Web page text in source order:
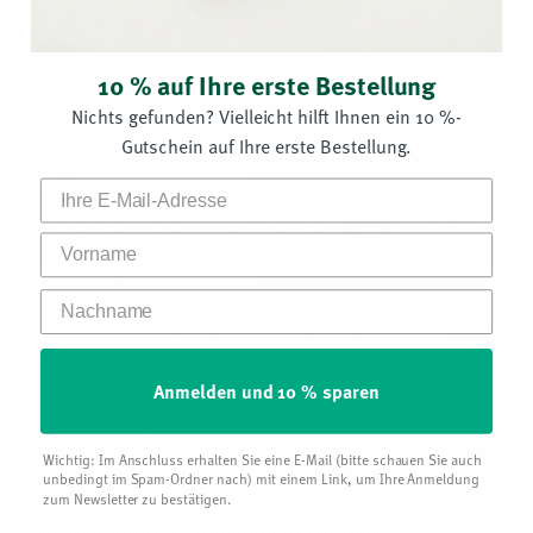
Trainingsanpassung und Erholung
Muskelstoffwechsel und oxidative Belastung
Strukturelle Integrität von Sehnen und Bindegewebe
Zielgruppen und Vorteile
Geeignet für Freizeit- wie Hochleistungssportler
Optimale Trainingsplanung auf Basis genetischer
Optimierte Regenerationsstrategien
"Die Gesundheit zu erhalten,
zu entwickeln,
wiederherzustellen — das ist
unser Antrieb."
Bei Supplementa ist die persönliche Beratung
Haben Sie Fragen zu einem Produkt? Möchten Sie
Rufen Sie uns an oder schreiben Sie uns eine E-
Mail. Wir sind gerne für Sie da!
10 % auf Ihre erste Bestellung
Nichts gefunden? Vielleicht hilft Ihnen ein 10 %-
Gutschein auf Ihre erste Bestellung.
Vorname
Nachname
Anmelden und 10 % sparen
Wichtig: Im Anschluss erhalten Sie eine E-Mail (bitte schauen Sie auch
unbedingt im Spam-Ordner nach) mit einem Link, um Ihre Anmeldung
zum Newsletter zu bestätigen.